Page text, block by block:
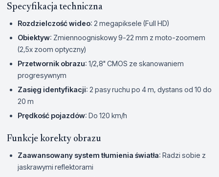
Specyfikacja techniczna
Rozdzielczość wideo: 2 megapiksele (Full HD)
Obiektyw: Zmiennoogniskowy 9-22 mm z moto-zoomem
(2,5x zoom optyczny)
Przetwornik obrazu: 1/2,8" CMOS ze skanowaniem
progresywnym
Zasięg identyfikacji: 2 pasy ruchu po 4 m, dystans od 10 do
20 m
Prędkość pojazdów: Do 120 km/h
Funkcje korekty obrazu
Zaawansowany system tłumienia światła: Radzi sobie z
jaskrawymi reflektorami